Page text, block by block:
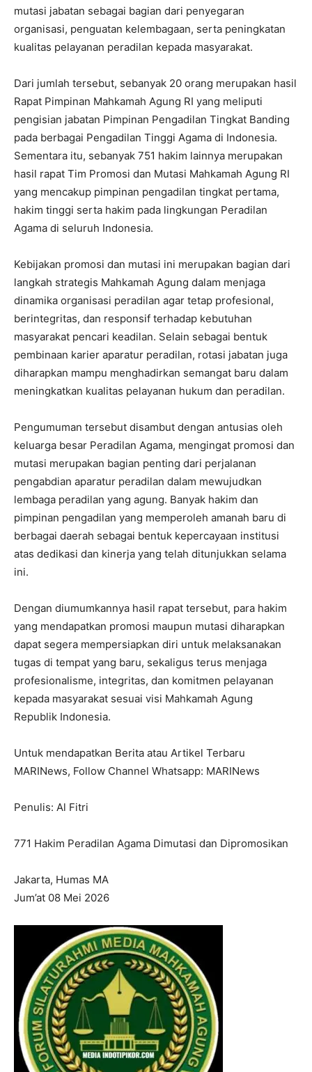
I WANT IN
I've read and accept the Privacy Policy.
mutasi jabatan sebagai bagian dari penyegaran
organisasi, penguatan kelembagaan, serta peningkatan
kualitas pelayanan peradilan kepada masyarakat.
Dari jumlah tersebut, sebanyak 20 orang merupakan hasil
Rapat Pimpinan Mahkamah Agung RI yang meliputi
pengisian jabatan Pimpinan Pengadilan Tingkat Banding
pada berbagai Pengadilan Tinggi Agama di Indonesia.
Sementara itu, sebanyak 751 hakim lainnya merupakan
hasil rapat Tim Promosi dan Mutasi Mahkamah Agung RI
yang mencakup pimpinan pengadilan tingkat pertama,
hakim tinggi serta hakim pada lingkungan Peradilan
Agama di seluruh Indonesia.
Kebijakan promosi dan mutasi ini merupakan bagian dari
langkah strategis Mahkamah Agung dalam menjaga
dinamika organisasi peradilan agar tetap profesional,
berintegritas, dan responsif terhadap kebutuhan
masyarakat pencari keadilan. Selain sebagai bentuk
pembinaan karier aparatur peradilan, rotasi jabatan juga
diharapkan mampu menghadirkan semangat baru dalam
meningkatkan kualitas pelayanan hukum dan peradilan.
Pengumuman tersebut disambut dengan antusias oleh
keluarga besar Peradilan Agama, mengingat promosi dan
mutasi merupakan bagian penting dari perjalanan
pengabdian aparatur peradilan dalam mewujudkan
lembaga peradilan yang agung. Banyak hakim dan
pimpinan pengadilan yang memperoleh amanah baru di
berbagai daerah sebagai bentuk kepercayaan institusi
atas dedikasi dan kinerja yang telah ditunjukkan selama
ini.
Dengan diumumkannya hasil rapat tersebut, para hakim
yang mendapatkan promosi maupun mutasi diharapkan
dapat segera mempersiapkan diri untuk melaksanakan
tugas di tempat yang baru, sekaligus terus menjaga
profesionalisme, integritas, dan komitmen pelayanan
kepada masyarakat sesuai visi Mahkamah Agung
Republik Indonesia.
Untuk mendapatkan Berita atau Artikel Terbaru
MARINews, Follow Channel Whatsapp: MARINews
Penulis: Al Fitri
771 Hakim Peradilan Agama Dimutasi dan Dipromosikan
Jakarta, Humas MA
Jum’at 08 Mei 2026